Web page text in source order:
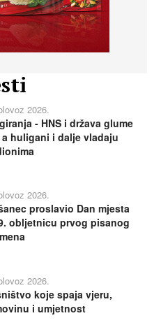
2026.
- HNS i država glume
a huligani i dalje vladaju
2026.
proslavio Dan mjesta
obljetnicu prvog pisanog
2026.
koje spaja vjeru,
i umjetnost